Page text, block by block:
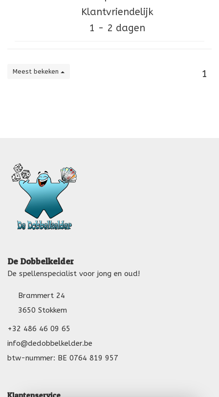
Klantvriendelijk
1 - 2 dagen
Meest bekeken 1
De Dobbelkelder
De spellenspecialist voor jong en oud!
Brammert 24
3650 Stokkem
+32 486 46 09 65
info@dedobbelkelder.be
btw-nummer: BE 0764 819 957
Klantenservice